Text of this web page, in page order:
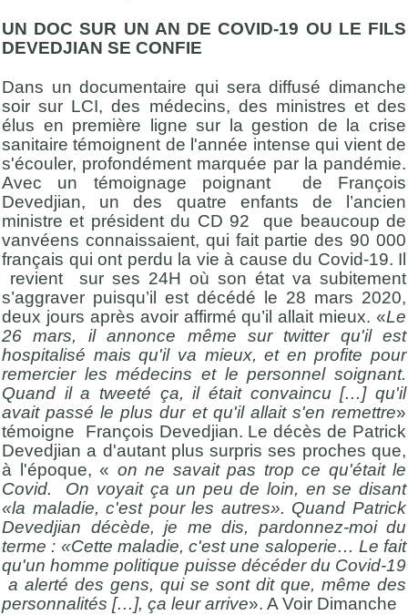
UN DOC SUR UN AN DE COVID-19 OU LE FILS
DEVEDJIAN SE CONFIE
Dans un documentaire qui sera diffusé dimanche
soir sur LCI, des médecins, des ministres et des
élus en première ligne sur la gestion de la crise
sanitaire témoignent de l'année intense qui vient de
s'écouler, profondément marquée par la pandémie.
Avec un témoignage poignant de François
Devedjian, un des quatre enfants de l’ancien
ministre et président du CD 92 que beaucoup de
vanvéens connaissaient, qui fait partie des 90 000
français qui ont perdu la vie à cause du Covid-19. Il
revient sur ses 24H où son état va subitement
s’aggraver puisqu’il est décédé le 28 mars 2020,
deux jours après avoir affirmé qu’il allait mieux. «Le
26 mars, il annonce même sur twitter qu'il est
hospitalisé mais qu'il va mieux, et en profite pour
remercier les médecins et le personnel soignant.
Quand il a tweeté ça, il était convaincu […] qu'il
avait passé le plus dur et qu'il allait s'en remettre»
témoigne François Devedjian. Le décès de Patrick
Devedjian a d'autant plus surpris ses proches que,
à l'époque, « on ne savait pas trop ce qu'était le
Covid. On voyait ça un peu de loin, en se disant
«la maladie, c'est pour les autres». Quand Patrick
Devedjian décède, je me dis, pardonnez-moi du
terme : «Cette maladie, c'est une saloperie… Le fait
qu'un homme politique puisse décéder du Covid-19
a alerté des gens, qui se sont dit que, même des
personnalités […], ça leur arrive». A Voir Dimanche